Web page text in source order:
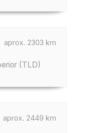
aprox. 2303 km
(TLD)
aprox. 2449 km